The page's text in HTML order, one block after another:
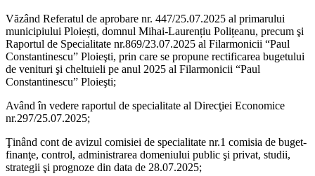
Văzând Referatul de aprobare nr. 447/25.07.2025 al primarului
municipiului Ploiești, domnul Mihai-Laurențiu Polițeanu, precum şi
Raportul de Specialitate nr.869/23.07.2025 al Filarmonicii “Paul
Constantinescu” Ploieşti, prin care se propune rectificarea bugetului
de venituri şi cheltuieli pe anul 2025 al Filarmonicii “Paul
Constantinescu” Ploieşti;
Având în vedere raportul de specialitate al Direcţiei Economice
nr.297/25.07.2025;
Ţinând cont de avizul comisiei de specialitate nr.1 comisia de buget-
finanţe, control, administrarea domeniului public şi privat, studii,
strategii şi prognoze din data de 28.07.2025;